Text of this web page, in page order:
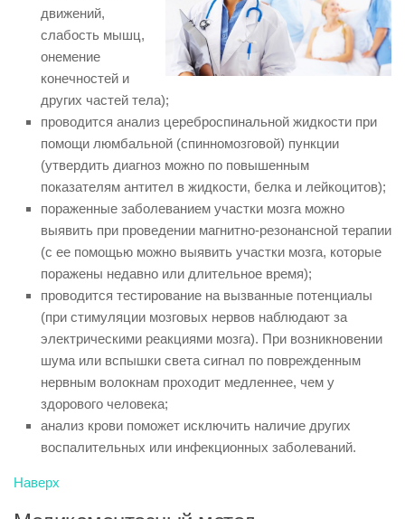
движений,
слабость мышц,
онемение
конечностей и
других частей тела);
проводится анализ цереброспинальной жидкости при
помощи люмбальной (спинномозговой) пункции
(утвердить диагноз можно по повышенным
показателям антител в жидкости, белка и лейкоцитов);
пораженные заболеванием участки мозга можно
выявить при проведении магнитно-резонансной терапии
(с ее помощью можно выявить участки мозга, которые
поражены недавно или длительное время);
проводится тестирование на вызванные потенциалы
(при стимуляции мозговых нервов наблюдают за
электрическими реакциями мозга). При возникновении
шума или вспышки света сигнал по поврежденным
нервным волокнам проходит медленнее, чем у
здорового человека;
анализ крови поможет исключить наличие других
воспалительных или инфекционных заболеваний.
Наверх